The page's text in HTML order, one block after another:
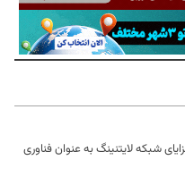
شبکه لایتنینگ به عنوان فناوری